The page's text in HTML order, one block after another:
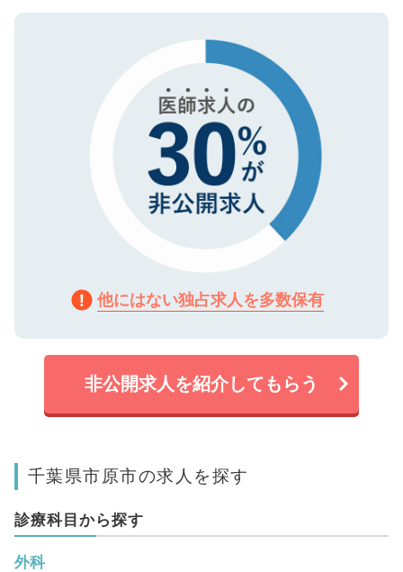
で、機密保持に関してもご安心ください。
ので、まずはご登録ください。
他にはない独占求人を多数保有
非公開求人を紹介してもらう
千葉県市原市の求人を探す
診療科目から探す
外科